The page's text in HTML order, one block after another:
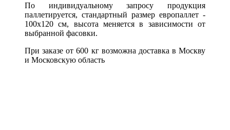
По индивидуальному запросу продукция
паллетируется, стандартный размер европаллет -
100х120 см, высота меняется в зависимости от
выбранной фасовки.
При заказе от 600 кг возможна доставка в Москву
и Московскую область